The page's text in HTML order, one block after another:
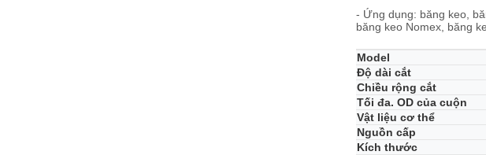
- Ứng dụng: băng keo,
băng keo Nomex, băng
Model
Độ dài cắt
Chiều rộng cắt
Tối đa. OD của cuộn
Vật liệu cơ thể
Nguồn cấp
Kích thước